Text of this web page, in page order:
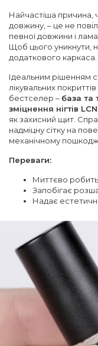
Найчастіша причина,
довжину, – це не
певної довжини і
Щоб цього уникнути,
додаткового каркаса.
Ідеальним рішенням
лікувальних
бестселер – база та
зміцнення нігтів
як захисний щит.
надміцну сітку на
механічному
Переваги:
Миттєво робить
Запобігає
Надає